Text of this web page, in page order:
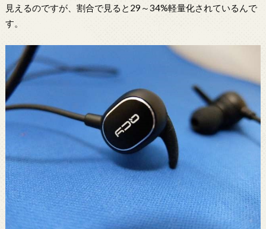
見えるのですが、割合で見ると29～34%軽量化されているんで
す。